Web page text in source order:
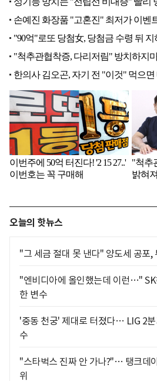
오늘의 핫뉴스
"그 세금 절대 못 낸다" 양도세 공포,
"엔비디아에 올인했는데 이런…"
한 변수
'중동 천궁' 제대로 터졌다… LIG 2분
수
"스타벅스 진짜 안 가나?"… 탱크데
위